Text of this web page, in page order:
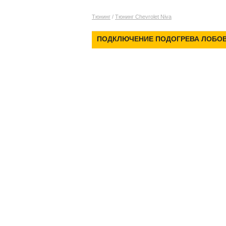
Тюнинг / Тюнинг Chevrolet Niva
ПОДКЛЮЧЕНИЕ ПОДОГРЕВА